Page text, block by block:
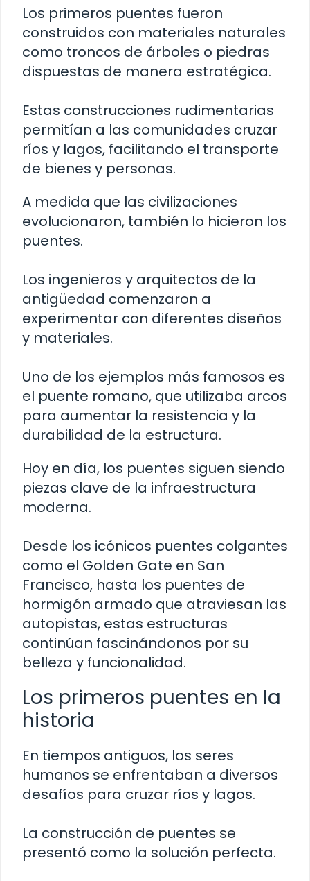
Los primeros puentes fueron
construidos con materiales naturales
como troncos de árboles o piedras
dispuestas de manera estratégica.
Estas construcciones rudimentarias
permitían a las comunidades cruzar
ríos y lagos, facilitando el transporte
de bienes y personas.
A medida que las civilizaciones
evolucionaron, también lo hicieron los
puentes.
Los ingenieros y arquitectos de la
antigüedad comenzaron a
experimentar con diferentes diseños
y materiales.
Uno de los ejemplos más famosos es
el puente romano, que utilizaba arcos
para aumentar la resistencia y la
durabilidad de la estructura.
Hoy en día, los puentes siguen siendo
piezas clave de la infraestructura
moderna.
Desde los icónicos puentes colgantes
como el Golden Gate en San
Francisco, hasta los puentes de
hormigón armado que atraviesan las
autopistas, estas estructuras
continúan fascinándonos por su
belleza y funcionalidad.
Los primeros puentes en la
historia
En tiempos antiguos, los seres
humanos se enfrentaban a diversos
desafíos para cruzar ríos y lagos.
La construcción de puentes se
presentó como la solución perfecta.